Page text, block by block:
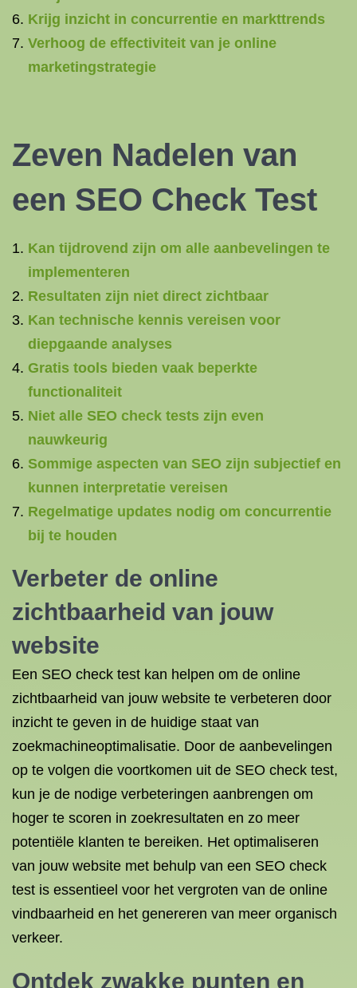
Krijg inzicht in concurrentie en markttrends
Verhoog de effectiviteit van je online
marketingstrategie
Zeven Nadelen van
een SEO Check Test
Kan tijdrovend zijn om alle aanbevelingen te
implementeren
Resultaten zijn niet direct zichtbaar
Kan technische kennis vereisen voor
diepgaande analyses
Gratis tools bieden vaak beperkte
functionaliteit
Niet alle SEO check tests zijn even
nauwkeurig
Sommige aspecten van SEO zijn subjectief en
kunnen interpretatie vereisen
Regelmatige updates nodig om concurrentie
bij te houden
Verbeter de online
zichtbaarheid van jouw
website
Een SEO check test kan helpen om de online
zichtbaarheid van jouw website te verbeteren door
inzicht te geven in de huidige staat van
zoekmachineoptimalisatie. Door de aanbevelingen
op te volgen die voortkomen uit de SEO check test,
kun je de nodige verbeteringen aanbrengen om
hoger te scoren in zoekresultaten en zo meer
potentiële klanten te bereiken. Het optimaliseren
van jouw website met behulp van een SEO check
test is essentieel voor het vergroten van de online
vindbaarheid en het genereren van meer organisch
verkeer.
Ontdek zwakke punten en